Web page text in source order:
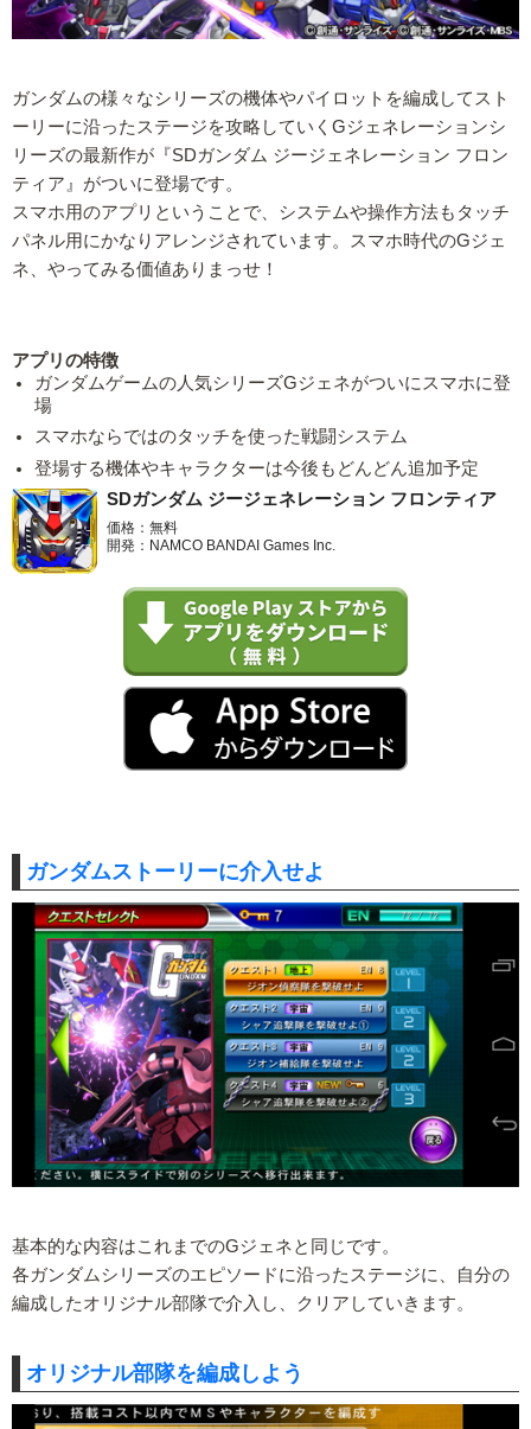
ガンダムの様々なシリーズの機体やパイロットを編成してスト
ーリーに沿ったステージを攻略していくGジェネレーションシ
リーズの最新作が『SDガンダム ジージェネレーション フロン
ティア』がついに登場です。
スマホ用のアプリということで、システムや操作方法もタッチ
パネル用にかなりアレンジされています。スマホ時代のGジェ
ネ、やってみる価値ありまっせ！
アプリの特徴
ガンダムゲームの人気シリーズGジェネがついにスマホに登
場
スマホならではのタッチを使った戦闘システム
登場する機体やキャラクターは今後もどんどん追加予定
SDガンダム ジージェネレーション フロンティア
価格：無料
開発：NAMCO BANDAI Games Inc.
ガンダムストーリーに介入せよ
基本的な内容はこれまでのGジェネと同じです。
各ガンダムシリーズのエピソードに沿ったステージに、自分の
編成したオリジナル部隊で介入し、クリアしていきます。
オリジナル部隊を編成しよう